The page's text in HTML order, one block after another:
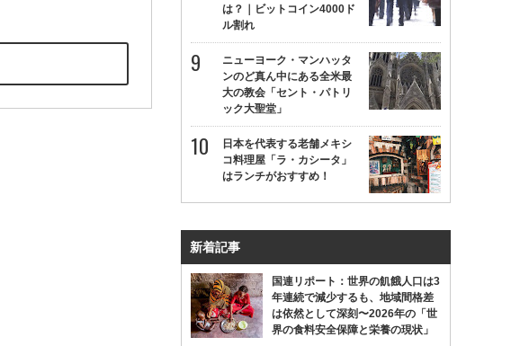
は？｜ビットコイン4000ド
ル割れ
ニューヨーク・マンハッタ
ンのど真ん中にある全米最
大の教会「セント・パトリ
ック大聖堂」
日本を代表する老舗メキシ
コ料理屋「ラ・カシータ」
はランチがおすすめ！
新着記事
国連リポート：世界の飢餓人口は3
年連続で減少するも、地域間格差
は依然として深刻〜2026年の「世
界の食料安全保障と栄養の現状」